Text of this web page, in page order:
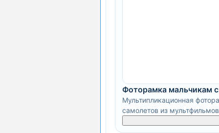
Фоторамка мальчикам
Мультипликационная
самолетов из